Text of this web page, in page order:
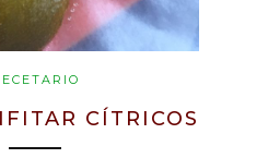
CÍTRICOS